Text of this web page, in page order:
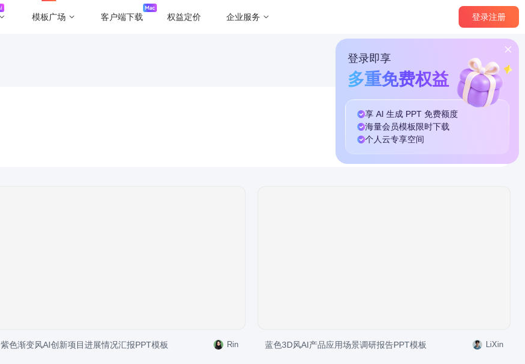
模板广场 客户端下载 权益定价 企业服务 登录注册
登录即享
多重免费权益
享 AI 生成 PPT 免费额度
海量会员模板 限时下载
个人云专享空间
紫色渐变风AI创新项目进展情况汇报PPT模板 Rin 蓝色3D风AI产品应用场景调研报告PPT模板 LiXin